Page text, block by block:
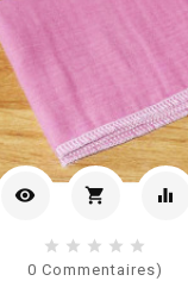
visibility shopping_cart
Ajouter
equalizer
0 Commentaires)